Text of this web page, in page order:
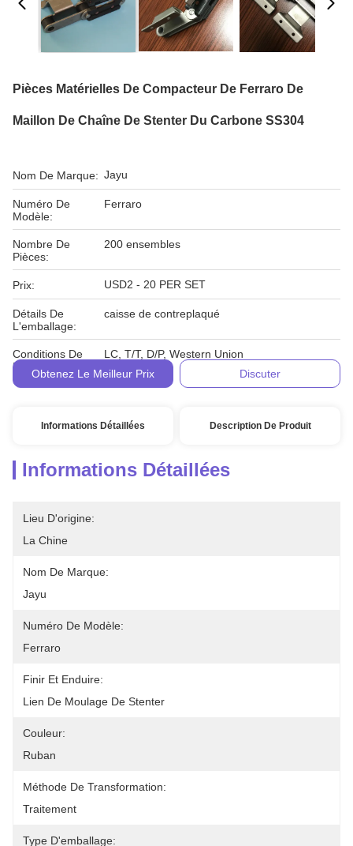
Pièces Matérielles De Compacteur De Ferraro De
Maillon De Chaîne De Stenter Du Carbone SS304
Nom De Marque: Jayu
Numéro De
Modèle:
Ferraro
Nombre De
Pièces:
200 ensembles
Prix: USD2 - 20 PER SET
Détails De
L'emballage:
caisse de contreplaqué
Conditions De
Paiement:
LC, T/T, D/P, Western Union
Obtenez Le Meilleur Prix
Discuter
Informations Détaillées Description De Produit
Informations Détaillées
Lieu D'origine:
La Chine
Nom De Marque:
Jayu
Numéro De Modèle:
Ferraro
Finir Et Enduire:
Lien De Moulage De Stenter
Couleur:
Ruban
Méthode De Transformation:
Traitement
Type D'emballage: